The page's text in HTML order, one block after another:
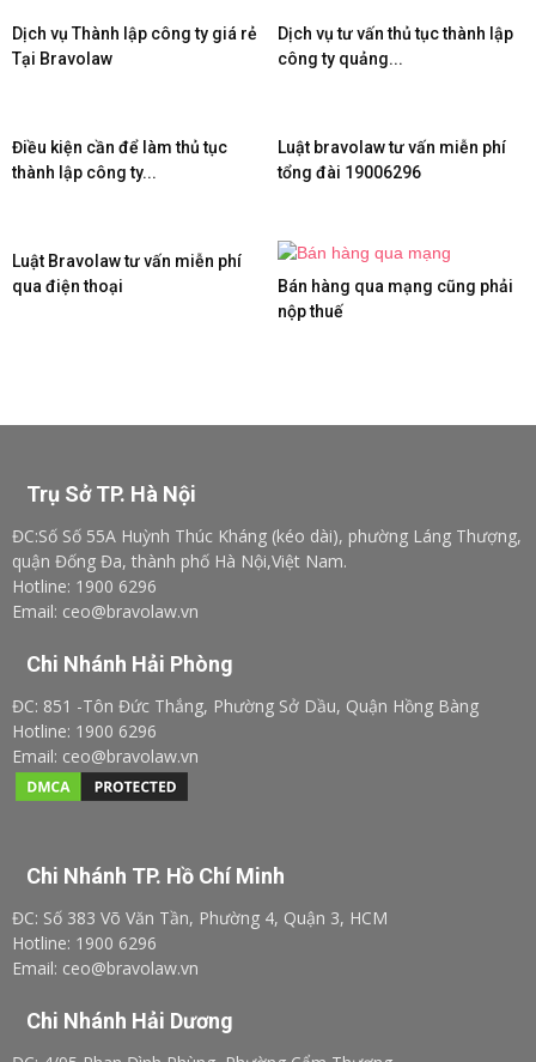
Dịch vụ Thành lập công ty giá rẻ
Tại Bravolaw
Dịch vụ tư vấn thủ tục thành lập
công ty quảng...
Điều kiện cần để làm thủ tục
thành lập công ty...
Luật bravolaw tư vấn miễn phí
tổng đài 19006296
Luật Bravolaw tư vấn miễn phí
qua điện thoại
Bán hàng qua mạng cũng phải
nộp thuế
Trụ Sở TP. Hà Nội
ĐC:Số Số 55A Huỳnh Thúc Kháng (kéo dài), phường Láng Thượng,
quận Đống Đa, thành phố Hà Nội,Việt Nam.
Hotline: 1900 6296
Email: ceo@bravolaw.vn
Chi Nhánh Hải Phòng
ĐC: 851 -Tôn Đức Thắng, Phường Sở Dầu, Quận Hồng Bàng
Hotline: 1900 6296
Email: ceo@bravolaw.vn
Chi Nhánh TP. Hồ Chí Minh
ĐC: Số 383 Võ Văn Tần, Phường 4, Quận 3, HCM
Hotline: 1900 6296
Email: ceo@bravolaw.vn
Chi Nhánh Hải Dương